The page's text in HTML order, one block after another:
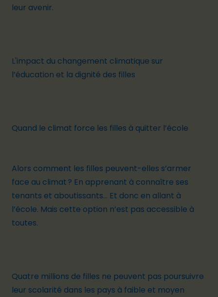
leur avenir.
L'impact du changement climatique sur
l’éducation et la dignité des filles
Quand le climat force les filles à quitter l’école
Alors comment les filles peuvent-elles s’armer
face au climat ? En apprenant à connaître ses
tenants et aboutissants… Et donc en allant à
l’école. Mais cette option n’est pas accessible à
toutes.
Quatre millions de filles ne peuvent pas poursuivre
leur scolarité dans les pays à faible et moyen